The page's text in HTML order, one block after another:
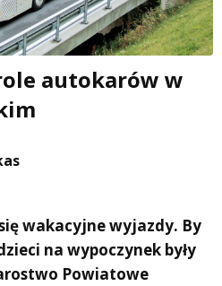
autokarów w
wakacyjne wyjazdy. By
na wypoczynek były
Powiatowe